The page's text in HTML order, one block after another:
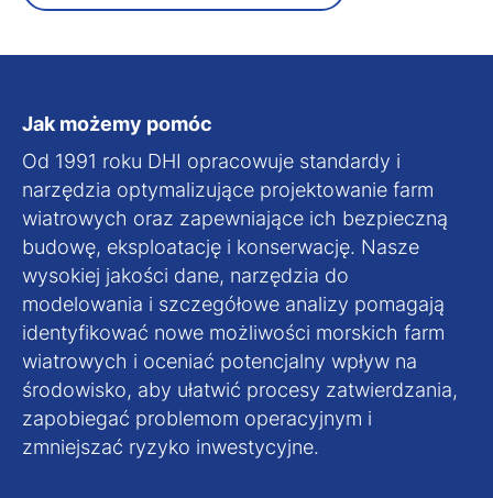
Jak możemy pomóc
Od 1991 roku DHI opracowuje standardy i
narzędzia optymalizujące projektowanie farm
wiatrowych oraz zapewniające ich bezpieczną
budowę, eksploatację i konserwację. Nasze
wysokiej jakości dane, narzędzia do
modelowania i szczegółowe analizy pomagają
identyfikować nowe możliwości morskich farm
wiatrowych i oceniać potencjalny wpływ na
środowisko, aby ułatwić procesy zatwierdzania,
zapobiegać problemom operacyjnym i
zmniejszać ryzyko inwestycyjne.